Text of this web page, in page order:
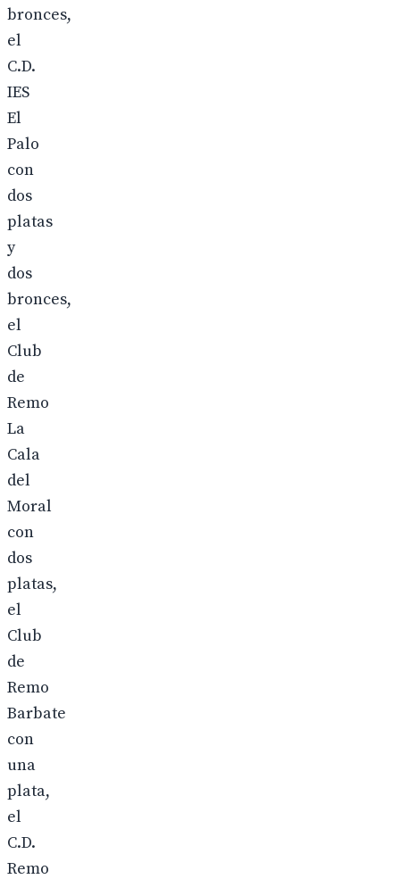
bronces,
el
C.D.
IES
El
Palo
con
dos
platas
y
dos
bronces,
el
Club
de
Remo
La
Cala
del
Moral
con
dos
platas,
el
Club
de
Remo
Barbate
con
una
plata,
el
C.D.
Remo